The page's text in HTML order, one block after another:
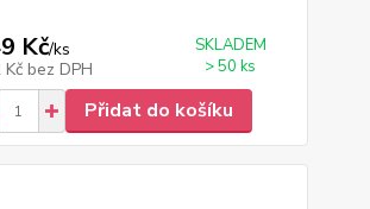
Kč/ks
Kč bez DPH
SKLADEM
> 50 ks
Přidat do košíku